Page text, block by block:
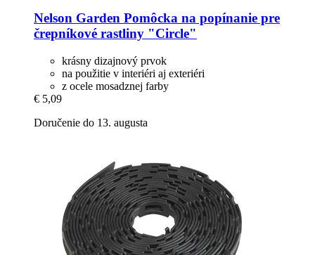
Nelson Garden Pomôcka na popínanie pre
črepníkové rastliny "Circle"
krásny dizajnový prvok
na použitie v interiéri aj exteriéri
z ocele mosadznej farby
€ 5,09
Doručenie do 13. augusta